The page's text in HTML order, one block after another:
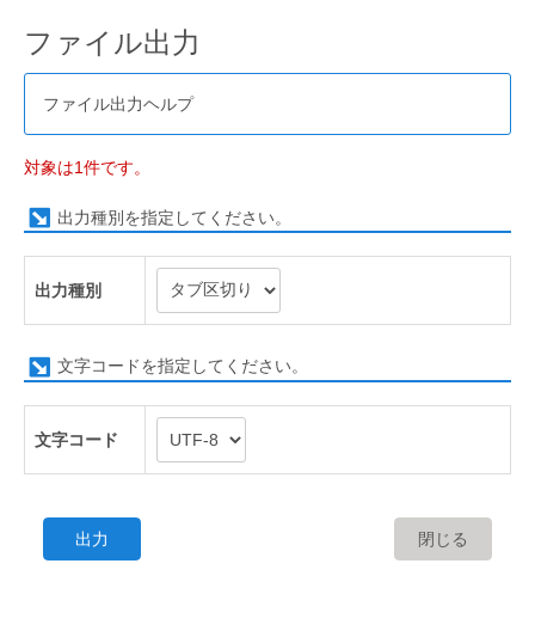
ファイル出力
ファイル出力ヘルプ
対象は1件です。
出力種別を指定してください。
出力種別
文字コードを指定してください。
文字コード